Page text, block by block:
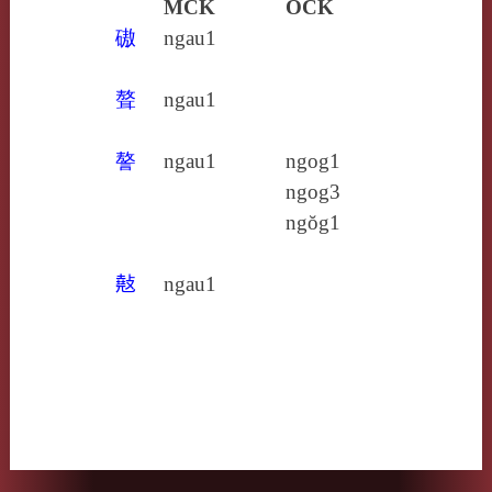
MCK
OCK
磝
ngau1
聱 ngau1
謷 ngau1
ngog1
ngog3
ngŏg1
𢿣 ngau1